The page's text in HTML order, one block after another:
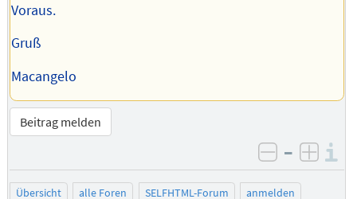
Voraus.
Gruß
Macangelo
Beitrag melden
negativ
–
Übersicht alle Foren SELFHTML-Forum
anmelden